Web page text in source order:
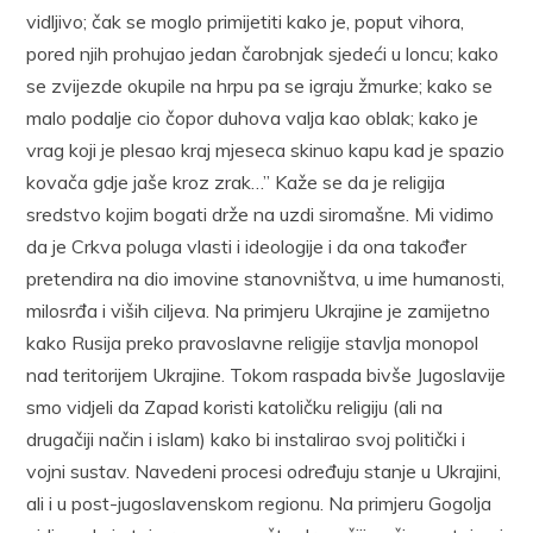
vidljivo; čak se moglo primijetiti kako je, poput vihora,
pored njih prohujao jedan čarobnjak sjedeći u loncu; kako
se zvijezde okupile na hrpu pa se igraju žmurke; kako se
malo podalje cio čopor duhova valja kao oblak; kako je
vrag koji je plesao kraj mjeseca skinuo kapu kad je spazio
kovača gdje jaše kroz zrak…” Kaže se da je religija
sredstvo kojim bogati drže na uzdi siromašne. Mi vidimo
da je Crkva poluga vlasti i ideologije i da ona također
pretendira na dio imovine stanovništva, u ime humanosti,
milosrđa i viših ciljeva. Na primjeru Ukrajine je zamijetno
kako Rusija preko pravoslavne religije stavlja monopol
nad teritorijem Ukrajine. Tokom raspada bivše Jugoslavije
smo vidjeli da Zapad koristi katoličku religiju (ali na
drugačiji način i islam) kako bi instalirao svoj politički i
vojni sustav. Navedeni procesi određuju stanje u Ukrajini,
ali i u post-jugoslavenskom regionu. Na primjeru Gogolja